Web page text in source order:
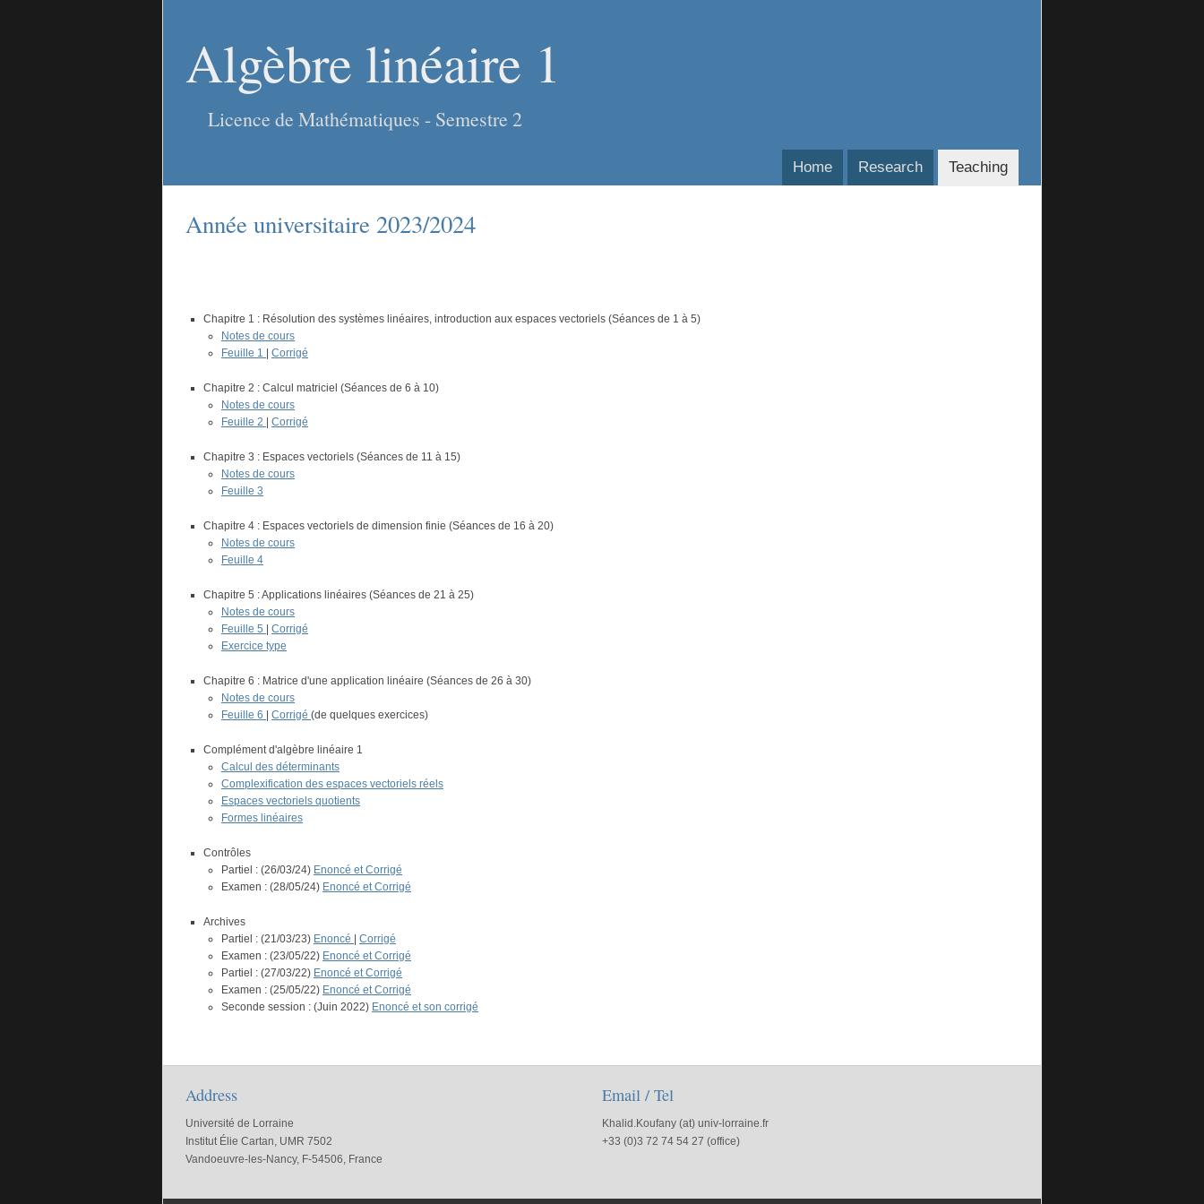
Algèbre linéaire 1
Licence de Mathématiques - Semestre 2
Home Research Teaching
Année universitaire 2023/2024
Chapitre 1 : Résolution des systèmes linéaires, introduction aux espaces vectoriels (Séances de 1 à 5)
Notes de cours
Feuille 1
Corrigé
Chapitre 2 : Calcul matriciel (Séances de 6 à 10)
Notes de cours
Feuille 2
Corrigé
Chapitre 3 : Espaces vectoriels (Séances de 11 à 15)
Notes de cours
Feuille 3
Chapitre 4 : Espaces vectoriels de dimension finie (Séances de 16 à 20)
Notes de cours
Feuille 4
Chapitre 5 : Applications linéaires (Séances de 21 à 25)
Notes de cours
Feuille 5
Corrigé
Exercice type
Chapitre 6 : Matrice d'une application linéaire (Séances de 26 à 30)
Notes de cours
Feuille 6
Corrigé (de quelques exercices)
Complément d'algèbre linéaire 1
Calcul des déterminants
Complexification des espaces vectoriels réels
Espaces vectoriels quotients
Formes linéaires
Contrôles
Partiel : (26/03/24) Enoncé et Corrigé
Examen : (28/05/24) Enoncé et Corrigé
Archives
Partiel : (21/03/23) Enoncé
Corrigé
Examen : (23/05/22) Enoncé et Corrigé
Partiel : (27/03/22) Enoncé et Corrigé
Examen : (25/05/22) Enoncé et Corrigé
Seconde session : (Juin 2022) Enoncé et son corrigé
Address
Université de Lorraine
Institut Élie Cartan, UMR 7502
Vandoeuvre-les-Nancy, F-54506, France
Email / Tel
Khalid.Koufany (at) univ-lorraine.fr
+33 (0)3 72 74 54 27 (office)